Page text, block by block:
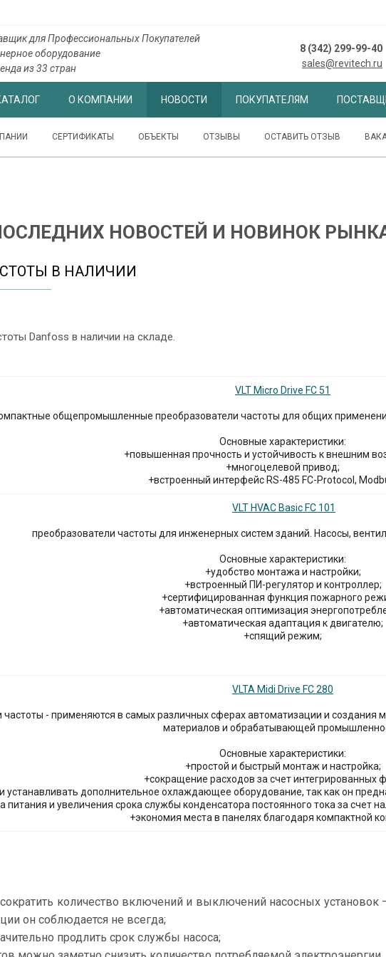
8 (342) 299-99-40
sales@revitech.ru
для Профессиональных Покупателей
оборудование
из 33 стран
О КОМПАНИИ НОВОСТИ ПОКУПАТЕЛЯМ
СЕРТИФИКАТЫ ОБЪЕКТЫ ОТЗЫВЫ ОСТАВИТЬ ОТЗЫВ
НОВОСТЕЙ И НОВИНОК
В НАЛИЧИИ
Danfoss в наличии на складе.
VLT Micro Drive FC 51
общепромышленные преобразователи частоты для общих
Основные характеристики:
+повышенная прочность и устойчивость к внешним
+многоцелевой привод;
+встроенный интерфейс RS-485 FC-Protocol,
VLT HVAC Basic FC 101
преобразователи частоты для инженерных систем зданий. Насосы,
Основные характеристики:
+удобство монтажа и настройки;
+встроенный ПИ-регулятор и контроллер;
+сертифицированная функция пожарного
+автоматическая оптимизация
+автоматическая адаптация к двигателю;
+спящий режим;
VLTA Midi Drive FC 280
частоты - применяются в самых различных сферах автоматизации и
материалов и обрабатывающей
Основные характеристики:
+простой и быстрый монтаж и настройка;
+сокращение расходов за счет интегрированных
устанавливать дополнительное охлаждающее оборудование, так как он
питания и увеличения срока службы конденсатора постоянного тока за счет
+экономия места в панелях благодаря компактной
количество включений и выключений насосных установок
он соблюдается не всегда;
продлить срок службы насоса;